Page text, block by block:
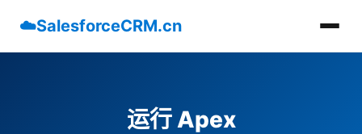
☁️SalesforceCRM.cn
运行 Apex